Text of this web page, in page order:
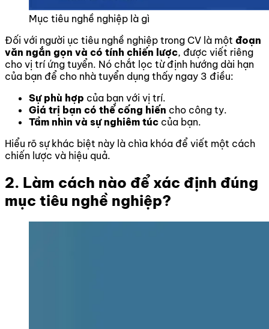
Mục tiêu nghề nghiệp là gì
Đối với người ục tiêu nghề nghiệp trong CV là một đoạn
văn ngắn gọn và có tính chiến lược, được viết riêng
cho vị trí ứng tuyển. Nó chắt lọc từ định hướng dài hạn
của bạn để cho nhà tuyển dụng thấy ngay 3 điều:
Sự phù hợp của bạn với vị trí.
Giá trị bạn có thể cống hiến cho công ty.
Tầm nhìn và sự nghiêm túc của bạn.
Hiểu rõ sự khác biệt này là chìa khóa để viết một cách
chiến lược và hiệu quả.
2. Làm cách nào để xác định đúng
mục tiêu nghề nghiệp?